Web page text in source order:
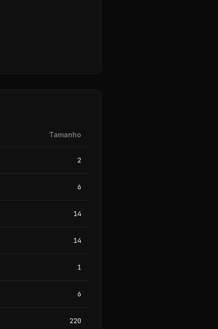
Tamanho
2
6
14
14
1
6
220